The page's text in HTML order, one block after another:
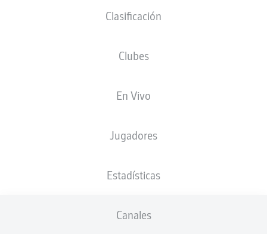
Clasificación
Clubes
En Vivo
Jugadores
Estadísticas
Canales